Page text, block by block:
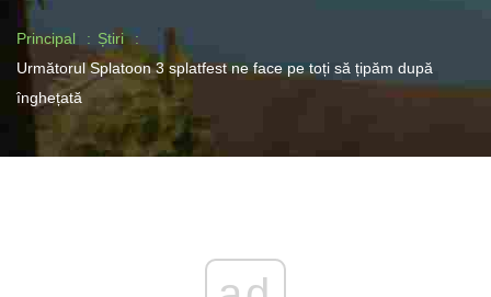
Principal
Știri
Următorul Splatoon 3 splatfest ne face pe toți să țipăm după
înghețată